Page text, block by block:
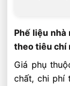
Phế liệu
theo tiêu chí
Giá phụ
chất, chi phí